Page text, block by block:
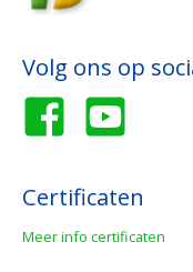
Volg ons op
Certificaten
Meer info certificaten